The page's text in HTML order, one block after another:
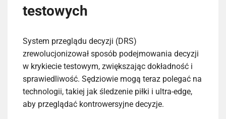
testowych
System przeglądu decyzji (DRS)
zrewolucjonizował sposób podejmowania decyzji
w krykiecie testowym, zwiększając dokładność i
sprawiedliwość. Sędziowie mogą teraz polegać na
technologii, takiej jak śledzenie piłki i ultra-edge,
aby przeglądać kontrowersyjne decyzje.